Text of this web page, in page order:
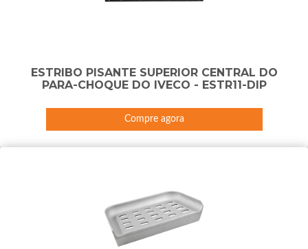
ESTRIBO PISANTE SUPERIOR CENTRAL DO
PARA-CHOQUE DO IVECO - ESTR11-DIP
Compre agora